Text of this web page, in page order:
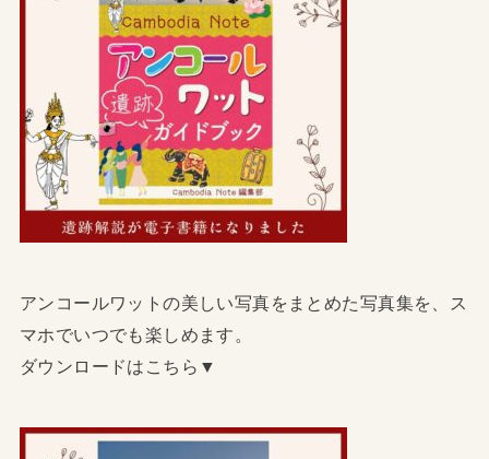
アンコールワットの美しい写真をまとめた写真集を、ス
マホでいつでも楽しめます。
ダウンロードはこちら▼